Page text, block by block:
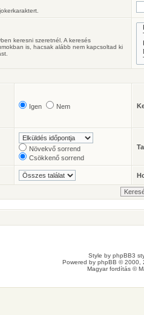
keresni szeretnél. A keresés
is, hacsak alább nem kapcsoltad ki
Igen Nem
Növekvő sorrend
Csökkenő sorrend
Style by phpBB3
Powered by phpBB © 2000,
Magyar fordítás ©